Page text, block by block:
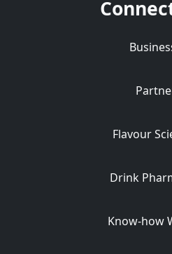
Flavour
Drink
Know-how